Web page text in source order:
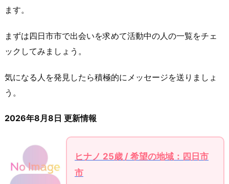
ます。
まずは四日市市で出会いを求めて活動中の人の一覧をチェ
ックしてみましょう。
気になる人を発見したら積極的にメッセージを送りましょ
う。
2026年8月8日 更新情報
ヒナノ 25歳 / 希望の地域：四日市
市